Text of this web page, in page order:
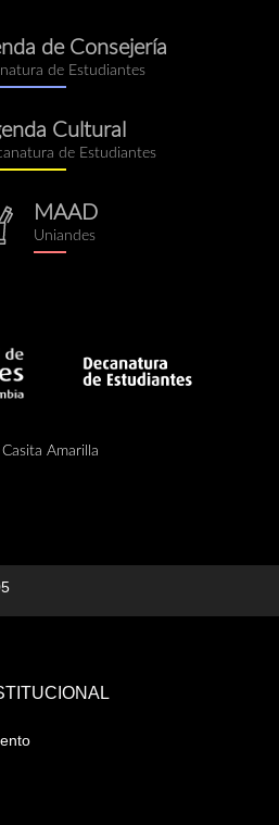
de Consejería
de Estudiantes
Cultural
de Estudiantes
MAAD
Uniandes
Amarilla